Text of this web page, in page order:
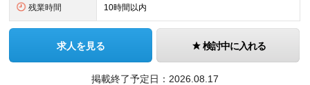
残業時間 10時間以内
求人を見る 検討中に入れる
掲載終了予定日： 2026.08.17